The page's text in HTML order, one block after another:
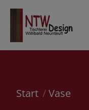
Sie befinden sich hier:
Start Vase